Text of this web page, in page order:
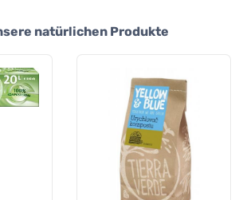
natürlichen Produkte